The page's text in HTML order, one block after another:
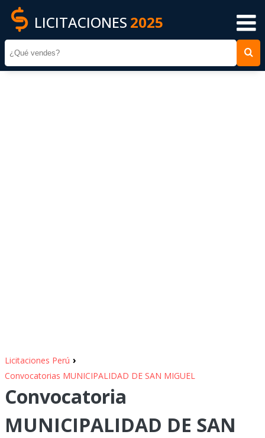
LICITACIONES 2025
Licitaciones Perú ›
Convocatorias MUNICIPALIDAD DE SAN MIGUEL
Convocatoria
MUNICIPALIDAD DE SAN